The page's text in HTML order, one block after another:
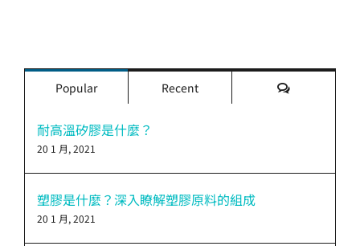
Popular Recent
評
耐高溫矽膠是什麼？
20 1 月, 2021
塑膠是什麼？深入瞭解塑膠原料的組成
20 1 月, 2021